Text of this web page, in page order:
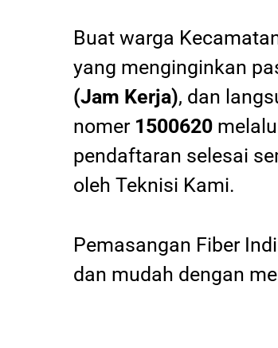
Buat warga
yang menginginkan
(Jam Kerja), dan
nomer 1500620
pendaftaran selesai
oleh Teknisi Kami.
Pemasangan Fiber
dan mudah dengan